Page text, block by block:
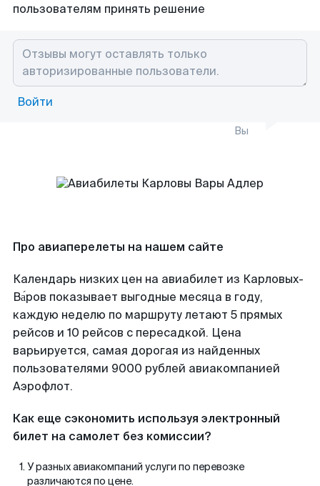
пользователям принять решение
Войти
Вы
Про авиаперелеты на нашем сайте
Календарь низких цен на авиабилет из Карловых-
Ва́ров показывает выгодные месяца в году,
каждую неделю по маршруту летают 5 прямых
рейсов и 10 рейсов с пересадкой. Цена
варьируется, самая дорогая из найденных
пользователями 9000 рублей авиакомпанией
Аэрофлот.
Как еще сэкономить используя электронный
билет на самолет без комиссии?
У разных авиакомпаний услуги по перевозке
различаются по цене.